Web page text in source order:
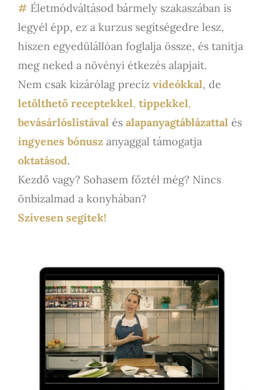
# Életmódváltásod bármely szakaszában is
legyél épp, ez a kurzus segítségedre lesz,
hiszen egyedülállóan foglalja össze, és tanítja
meg neked a növényi étkezés alapjait.
Nem csak kizárólag precíz videókkal, de
letölthető receptekkel, tippekkel,
bevásárlóslistával és alapanyagtáblázattal és
ingyenes bónusz anyaggal támogatja
oktatásod.
Kezdő vagy? Sohasem főztél még? Nincs
önbizalmad a konyhában?
Szívesen segítek!